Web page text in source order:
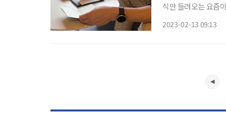
식만 들려오는 요즘
2023-02-13 09:13